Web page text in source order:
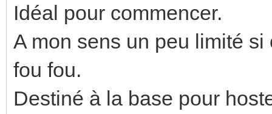
Idéal pour commencer.
A mon sens un peu limité
fou fou.
Destiné à la base pour